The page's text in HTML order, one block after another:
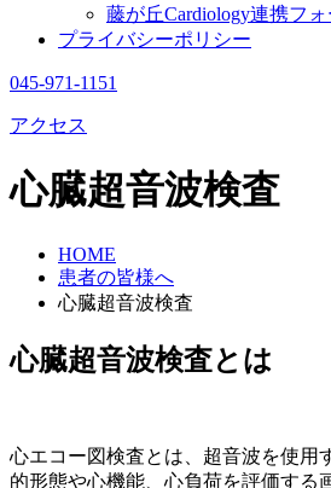
藤が丘Cardiology連携フ
プライバシーポリシー
045-971-1151
アクセス
心臓超音波検査
HOME
患者の皆様へ
心臓超音波検査
心臓超音波検査とは
心エコー図検査とは、超音波を使用
的形態や心機能、心負荷を評価する